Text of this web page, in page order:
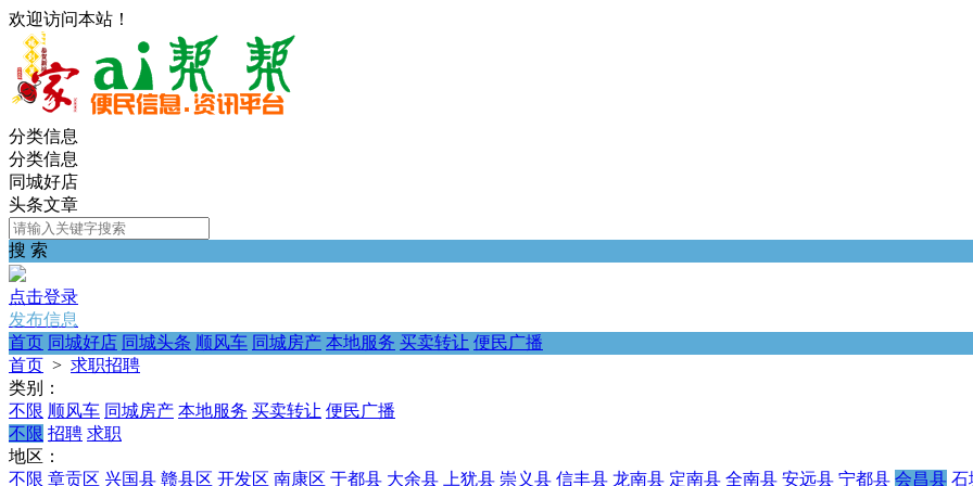
欢迎访问本站！
分类信息
分类信息
同城好店
头条文章
搜 索
点击登录
发布信息
首页 同城好店 同城头条 顺风车 同城房产 本地服务 买卖转让 便民广播
首页 > 求职招聘
类别：
不限 顺风车 同城房产 本地服务 买卖转让 便民广播
不限 招聘 求职
地区：
不限 章贡区 兴国县 赣县区 开发区 南康区 于都县 大余县 上犹县 崇义县 信丰县 龙南县 定南县 全南县 安远县 宁都县 会昌县 石